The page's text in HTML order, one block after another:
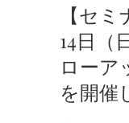
【セ
14日（
ローア
を開催